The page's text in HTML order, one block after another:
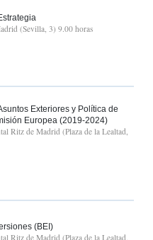
(Sevilla, 3) 9.00 horas
Exteriores y Política de
Europea (2019-2024)
Ritz de Madrid (Plaza de la Lealtad,
(BEI)
Ritz de Madrid (Plaza de la Lealtad,